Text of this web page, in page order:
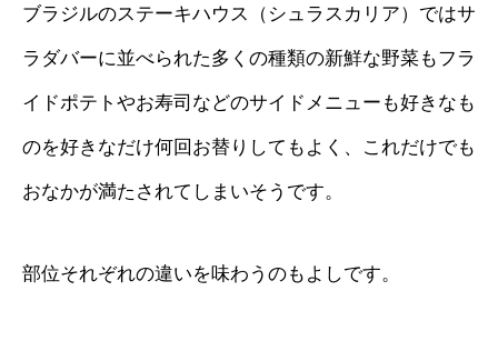
ブラジルのステーキハウス（シュラスカリア）ではサ
ラダバーに並べられた多くの種類の新鮮な野菜もフラ
イドポテトやお寿司などのサイドメニューも好きなも
のを好きなだけ何回お替りしてもよく、これだけでも
おなかが満たされてしまいそうです。
部位それぞれの違いを味わうのもよしです。